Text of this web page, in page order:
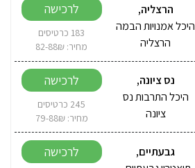
הרצליה,
היכל אמנויות הבמה
הרצליה
לרכישה
183 כרטיסים
מחיר: 82-88₪
נס ציונה,
היכל התרבות נס
ציונה
לרכישה
245 כרטיסים
מחיר: 79-88₪
גבעתיים,
לרכישה